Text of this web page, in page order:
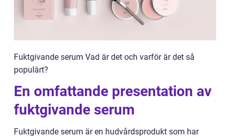
Fuktgivande serum Vad är det och varför är det så
populärt?
En omfattande presentation av
fuktgivande serum
Fuktgivande serum är en hudvårdsprodukt som har